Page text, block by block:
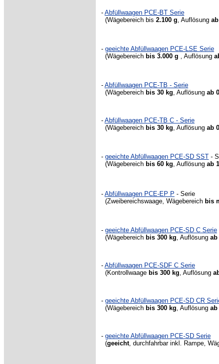
- Abfüllwaagen PCE-BT Serie
(Wägebereich bis 2.100 g, Auflösung
- geeichte Abfüllwaagen PCE-LSE Serie
(Wägebereich bis 3.000 g , Auflösung
- Abfüllwaagen PCE-TB - Serie
(Wägebereich bis 30 kg, Auflösung ab
- Abfüllwaagen PCE-TB C - Serie
(Wägebereich bis 30 kg, Auflösung ab
- geeichte Abfüllwaagen PCE-SD SST -
(Wägebereich bis 60 kg, Auflösung ab
- Abfüllwaagen PCE-EP P - Serie
(Zweibereichswaage, Wägebereich bis
- geeichte Abfüllwaagen PCE-SD C Serie
(Wägebereich bis 300 kg, Auflösung ab
- Abfüllwaagen PCE-SDF C Serie
(Kontrollwaage bis 300 kg, Auflösung
- geeichte Abfüllwaagen PCE-SD CR
(Wägebereich bis 300 kg, Auflösung ab
- geeichte Abfüllwaagen PCE-SD Serie
(geeicht, durchfahrbar inkl. Rampe,